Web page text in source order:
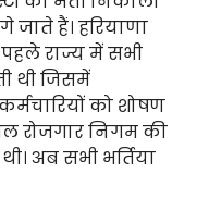
हैं। हरियाणा
राज्य में सभी
थी जिसमें
को शोषण
रोजगार निगम की
अब सभी भर्तिया